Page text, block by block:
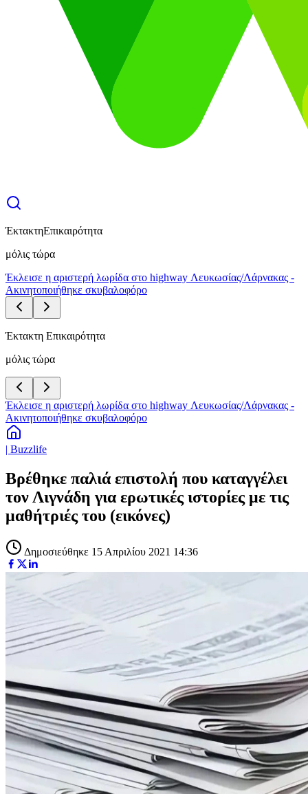
ΈκτακτηΕπικαιρότητα
μόλις τώρα
Έκλεισε η αριστερή λωρίδα στο highway Λευκωσίας/Λάρνακας -
Ακινητοποιήθηκε σκυβαλοφόρο
Έκτακτη Επικαιρότητα
μόλις τώρα
Έκλεισε η αριστερή λωρίδα στο highway Λευκωσίας/Λάρνακας -
Ακινητοποιήθηκε σκυβαλοφόρο
| Buzzlife
Βρέθηκε παλιά επιστολή που καταγγέλει
τον Λιγνάδη για ερωτικές ιστορίες με τις
μαθήτριές του (εικόνες)
Δημοσιεύθηκε 15 Απριλίου 2021 14:36